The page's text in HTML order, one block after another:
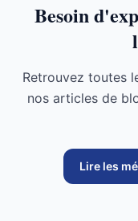
Besoin
Retrouvez toutes
nos articles de
Lire les